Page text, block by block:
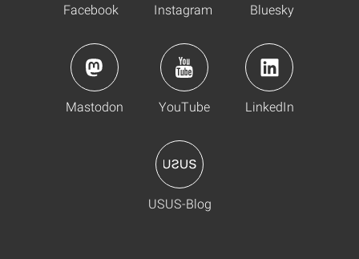
Facebook Instagram Bluesky
Mastodon YouTube LinkedIn
USUS-Blog